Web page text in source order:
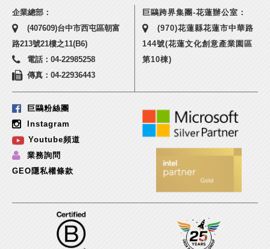
企業總部：
(407609)台中市西屯區朝富
路213號21樓之11(B6)
電話：04-22985258
傳真：04-22936443
巨鷗跨界集團-花蓮辦公室：
(970)花蓮縣花蓮市中華路
144號(花蓮文化創意產業園區
第10棟)
巨鷗粉絲團
Instagram
Youtube頻道
業務詢問
GEO隱私權條款